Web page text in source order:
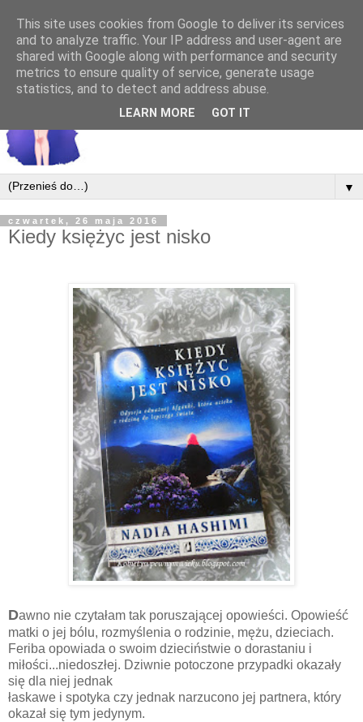
▼
czwartek, 26 maja 2016
Kiedy księżyc jest nisko
Dawno nie czytałam tak poruszającej opowieści. Opowieść
matki o jej bólu, rozmyślenia o rodzinie, mężu, dzieciach.
Feriba opowiada o swoim dzieciństwie o dorastaniu i
miłości...niedoszłej. Dziwnie potoczone przypadki okazały
się dla niej jednak
łaskawe i spotyka czy jednak narzucono jej partnera, który
okazał się tym jedynym.
This site uses cookies from Google to deliver its services
and to analyze traffic. Your IP address and user-agent are
shared with Google along with performance and security
metrics to ensure quality of service, generate usage
statistics, and to detect and address abuse.
LEARN MORE GOT IT